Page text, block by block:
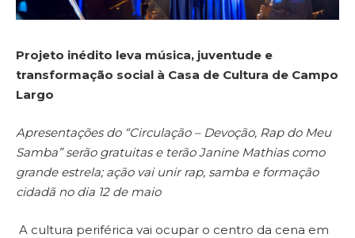
Projeto inédito leva música, juventude e
transformação social à Casa de Cultura de Campo
Largo
Apresentações do “Circulação – Devoção, Rap do Meu
Samba” serão gratuitas e terão Janine Mathias como
grande estrela; ação vai unir rap, samba e formação
cidadã no dia 12 de maio
A cultura periférica vai ocupar o centro da cena em